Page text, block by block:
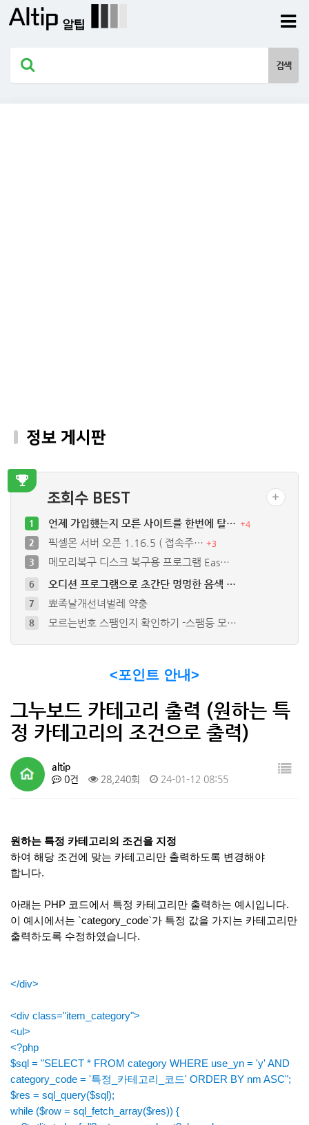
정보 게시판
조회수 BEST
6 오디션 프로그램으로 초간단 멍멍한 음색 …
7 뾰족날개선녀벌레 약충
8 모르는번호 스팸인지 확인하기 -스팸등 모…
티비위키(TVWIKI) - 최신영화 , …
5 오디션 프로그램으로 초간단 파열음 지우는…
1 언제 가입했는지 모른 사이트를 한번에 탈… +4
2 픽셀몬 서버 오픈 1.16.5 ( 접속주… +3
3 메모리복구 디스크 복구용 프로그램 Eas…
<포인트 안내>
그누보드 카테고리 출력 (원하는 특
정 카테고리의 조건으로 출력)
altip
0건
28,240회 24-01-12 08:55
원하는 특정 카테고리의 조건을 지정
하여 해당 조건에 맞는 카테고리만 출력하도록 변경해야
합니다.
아래는 PHP 코드에서 특정 카테고리만 출력하는 예시입니다.
이 예시에서는 `category_code`가 특정 값을 가지는 카테고리만
출력하도록 수정하였습니다.
</div>
<div class="item_category">
<ul>
<?php
$sql = "SELECT * FROM category WHERE use_yn = 'y' AND
category_code = '특정_카테고리_코드' ORDER BY nm ASC";
$res = sql_query($sql);
while ($row = sql_fetch_array($res)) {